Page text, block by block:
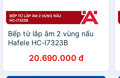
Bếp từ lắp âm 2 vùng nấu
Hafele HC-I7323B
20.690.000 đ